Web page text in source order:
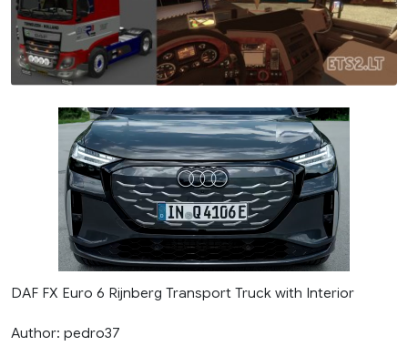
DAF FX Euro 6 Rijnberg Transport Truck with Interior
Author: pedro37